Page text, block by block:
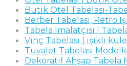
Butik Otel Tabelası-
Berber Tabelası, Retro
Tabela İmalatçısı |
Vinç Tabelası | ışıklı
Tuvalet Tabelası
Dekoratif Ahşap Tabela